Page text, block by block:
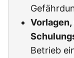
Betrieb